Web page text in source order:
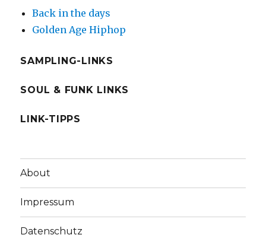
Back in the days
Golden Age Hiphop
SAMPLING-LINKS
SOUL & FUNK LINKS
LINK-TIPPS
About
Impressum
Datenschutz